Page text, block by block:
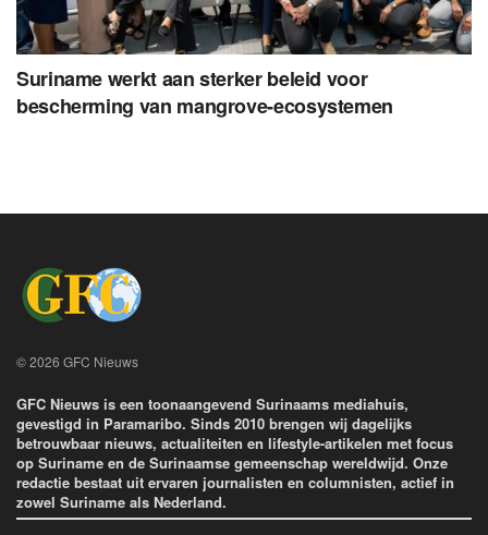
Suriname werkt aan sterker beleid voor
bescherming van mangrove-ecosystemen
© 2026 GFC Nieuws
GFC Nieuws is een toonaangevend Surinaams mediahuis,
gevestigd in Paramaribo. Sinds 2010 brengen wij dagelijks
betrouwbaar nieuws, actualiteiten en lifestyle-artikelen met focus
op Suriname en de Surinaamse gemeenschap wereldwijd. Onze
redactie bestaat uit ervaren journalisten en columnisten, actief in
zowel Suriname als Nederland.